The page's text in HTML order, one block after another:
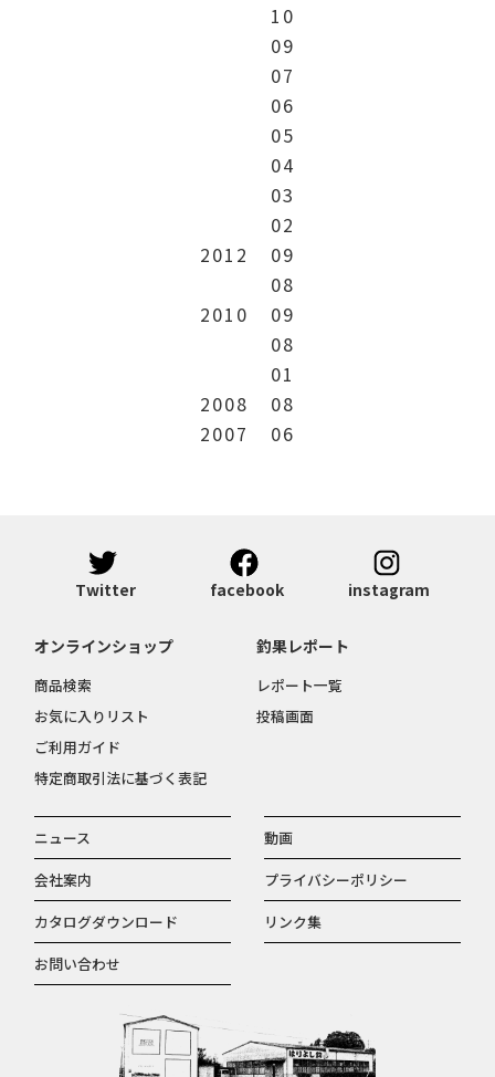
10
09
07
06
05
04
03
02
2012
09
08
2010
09
08
01
2008
08
2007
06
Twitter facebook instagram
ニュース
動画
会社案内
プライバシーポリシー
カタログダウンロード
リンク集
お問い合わせ
オンラインショップ
商品検索
お気に入りリスト
ご利用ガイド
特定商取引法に基づく表記
釣果レポート
レポート一覧
投稿画面